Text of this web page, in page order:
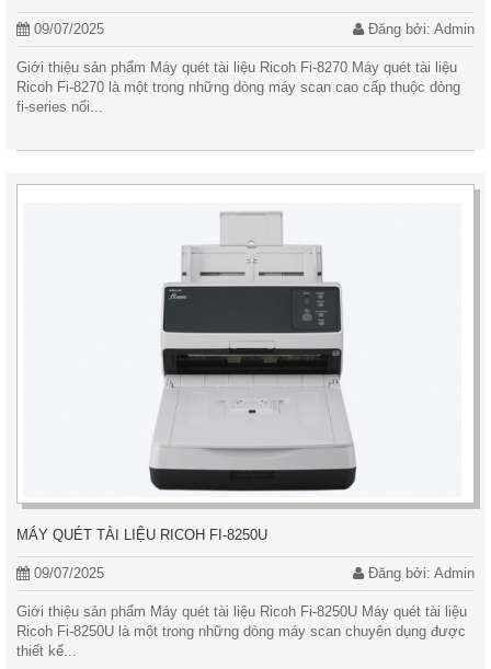
09/07/2025 Đăng bởi: Admin
Giới thiệu sản phẩm Máy quét tài liệu Ricoh Fi-8270 Máy quét tài liệu
Ricoh Fi-8270 là một trong những dòng máy scan cao cấp thuộc dòng
fi-series nổi...
MÁY QUÉT TÀI LIỆU RICOH FI-8250U
09/07/2025 Đăng bởi: Admin
Giới thiệu sản phẩm Máy quét tài liệu Ricoh Fi-8250U Máy quét tài liệu
Ricoh Fi-8250U là một trong những dòng máy scan chuyên dụng được
thiết kế...